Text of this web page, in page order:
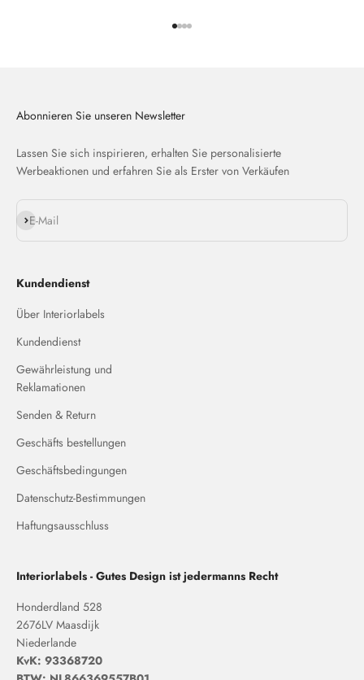
Abonnieren Sie unseren Newsletter
Lassen Sie sich inspirieren, erhalten Sie personalisierte
Werbeaktionen und erfahren Sie als Erster von Verkäufen
E-Mail
Abonnieren
Kundendienst
Über Interiorlabels
Kundendienst
Gewährleistung und
Reklamationen
Senden & Return
Geschäfts bestellungen
Geschäftsbedingungen
Datenschutz-Bestimmungen
Haftungsausschluss
Interiorlabels - Gutes Design ist jedermanns Recht
Honderdland 528
2676LV Maasdijk
Niederlande
KvK: 93368720